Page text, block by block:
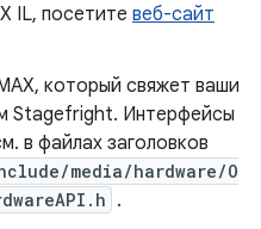
IL, посетите веб-сайт
который свяжет ваши
Stagefright. Интерфейсы
в файлах заголовков
media/hardware/O
.